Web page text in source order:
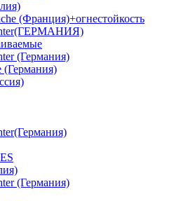
(Франция)+огнестойкость
(Германия)
(Германия)
(Германия)